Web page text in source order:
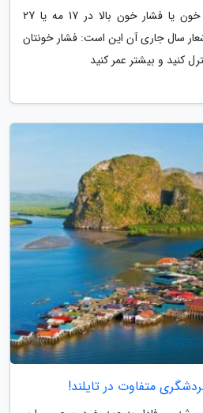
روز جهانی بیماری پرفشاری خون یا فشار خون بالا در 17 مه یا 27
سال جاری آن این است: فشار خونتان
کنید و بیشتر عمر کنید
متفاوت در تایلند!